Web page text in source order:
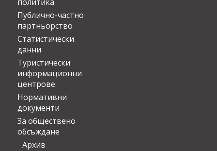
Публично-частно
партньорство
Статистически
данни
Туристически
информационни
центрове
Нормативни
документи
За обществено
обсъждане
Архив